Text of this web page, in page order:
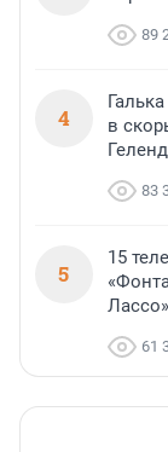
89
4
в
83
5
15
61